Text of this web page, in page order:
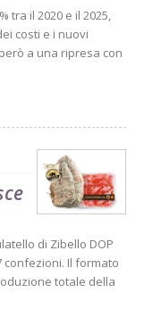
tra il 2020 e il 2025,
costi e i nuovi
a una ripresa con
di Zibello DOP
confezioni. Il formato
totale della